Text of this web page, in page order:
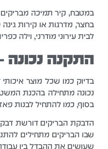
במטבח, קיר תמיכה
בחצר, מדרגות או קירות
לבית עירוני מודרני, וילה
התקנה
בדיוק כמו שכל מוצר
נכונה מתחילה בהכנת
בסוף, כמו להתחיל לבנות
הדבקת הבריקים דורשת דבק
שבו הבריקים מתחילים
שעושים את ההבדל בין